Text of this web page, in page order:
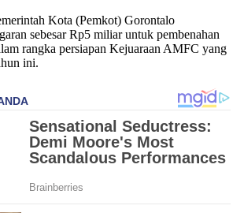
Kota (Pemkot) Gorontalo
sebesar Rp5 miliar untuk pembenahan
rangka persiapan Kejuaraan AMFC yang
ini.